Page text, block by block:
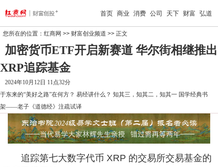
首页 商业 消费 公司 天下 财富 弘道
您所在的位置： 红商网 >> 财富创业频道 >> 正文
加密货币ETF开启新赛道 华尔街相继推出
XRP追踪基金
2024年10月12日 11点32分
于东来的“美好之路”在何方？ 易经讲什么？ 知其三，知其二，知其一 国学经典书
架——老子《道德经》注疏试译
追踪第七大数字代币 XRP 的交易所交易基金的